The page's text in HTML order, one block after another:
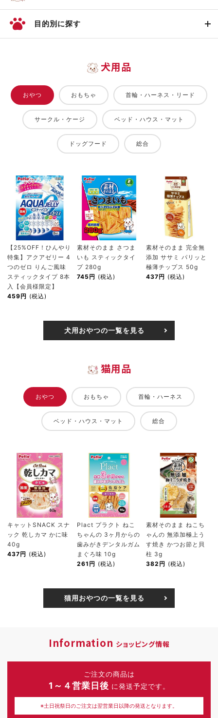
目的別に探す
犬用品
おやつ おもちゃ 首輪・ハーネス・リード
サークル・ケージ ベッド・ハウス・マット
ドッグフード 総合
【25%OFF！ひんやり
特集】アクアゼリー 4
つのゼロ りんご風味
スティックタイプ 8本
入【会員様限定】
459円 (税込)
素材そのまま さつま
いも スティックタイ
プ 280g
745円 (税込)
素材そのまま 完全無
添加 ササミ パリッと
極薄チップス 50g
437円 (税込)
犬用おやつの一覧を見る
猫用品
おやつ おもちゃ 首輪・ハーネス
ベッド・ハウス・マット 総合
キャットSNACK スナ
ック 乾しカマ かに味
40g
437円 (税込)
Plact プラクト ねこ
ちゃんの 3ヶ月からの
歯みがきデンタルガム
まぐろ味 10g
261円 (税込)
素材そのまま ねこち
ゃんの 無添加極上う
す焼き かつお節と貝
柱 3g
382円 (税込)
猫用おやつの一覧を見る
Information ショッピング情報
ご注文の商品は
1～４営業日後 に発送予定です。
※土日祝祭日のご注文は翌営業日以降の発送となります。